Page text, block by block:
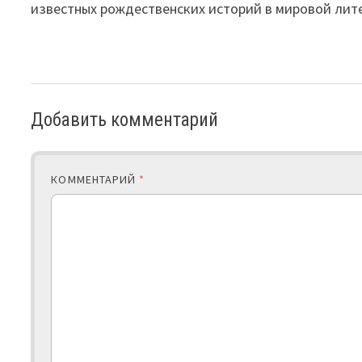
известных рождественских историй в мировой
Добавить комментарий
КОММЕНТАРИЙ *